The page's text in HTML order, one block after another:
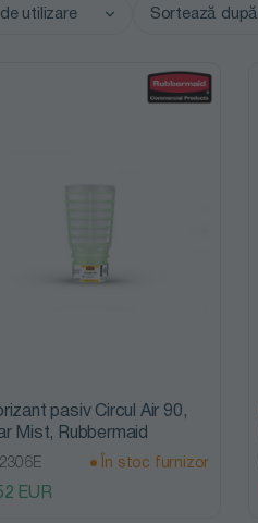
utilizare Sortează după
Preț
pasiv Circul Air 90,
Mist, Rubbermaid
În stoc furnizor
EUR